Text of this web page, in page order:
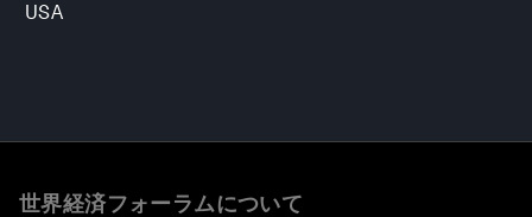
USA
世界経済フォーラムについて